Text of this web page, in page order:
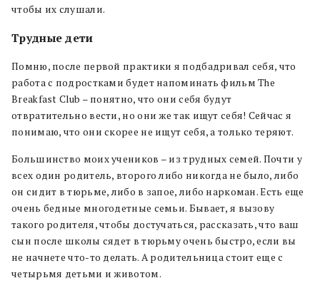
чтобы их слушали.
Трудные дети
Помню, после первой практики я подбадривал себя, что
работа с подростками будет напоминать фильм The
Breakfast Club – понятно, что они себя будут
отвратительно вести, но они же так ищут себя! Сейчас я
понимаю, что они скорее не ищут себя, а только теряют.
Большинство моих учеников – из трудных семей. Почти у
всех один родитель, второго либо никогда не было, либо
он сидит в тюрьме, либо в запое, либо наркоман. Есть еще
очень бедные многодетные семьи. Бывает, я вызову
такого родителя, чтобы достучаться, рассказать, что ваш
сын после школы сядет в тюрьму очень быстро, если вы
не начнете что-то делать. А родительница стоит еще с
четырьмя детьми и животом.